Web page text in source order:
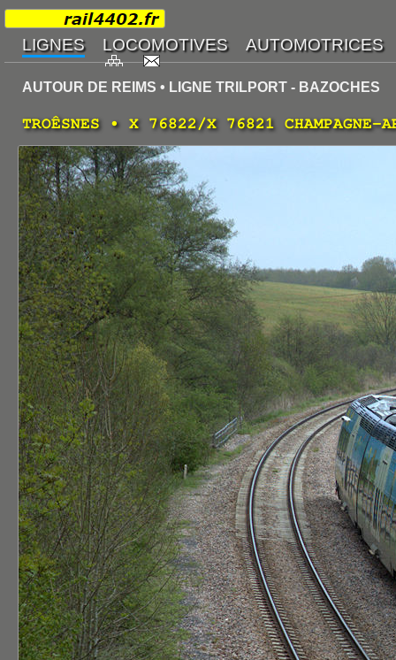
AUTOUR DE REIMS • LIGNE TRILPORT - BAZOCHES
TROÊSNES • X 76822/X 76821